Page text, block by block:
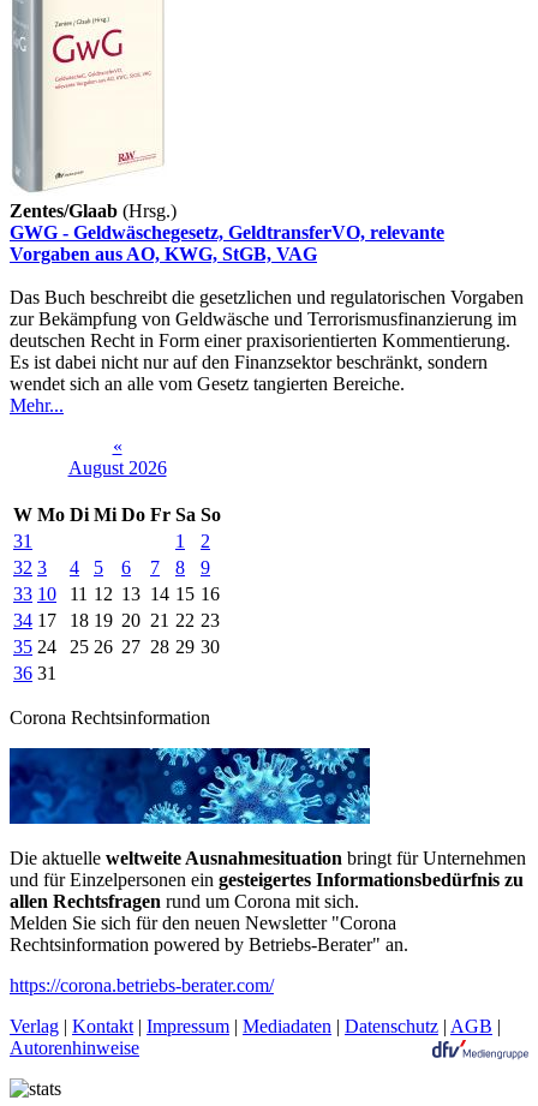
Zentes/Glaab (Hrsg.)
GWG - Geldwäschegesetz, GeldtransferVO, relevante
Vorgaben aus AO, KWG, StGB, VAG
Das Buch beschreibt die gesetzlichen und regulatorischen Vorgaben
zur Bekämpfung von Geldwäsche und Terrorismusfinanzierung im
deutschen Recht in Form einer praxisorientierten Kommentierung.
Es ist dabei nicht nur auf den Finanzsektor beschränkt, sondern
wendet sich an alle vom Gesetz tangierten Bereiche.
Mehr...
«
August 2026
W Mo Di Mi Do Fr Sa So
31
1
2
32 3 4 5 6 7 8
9
33 10 11 12 13 14 15 16
34 17 18 19 20 21 22 23
35 24 25 26 27 28 29 30
36 31
Corona Rechtsinformation
Die aktuelle weltweite Ausnahmesituation bringt für Unternehmen
und für Einzelpersonen ein gesteigertes Informationsbedürfnis zu
allen Rechtsfragen rund um Corona mit sich.
Melden Sie sich für den neuen Newsletter "Corona
Rechtsinformation powered by Betriebs-Berater" an.
https://corona.betriebs-berater.com/
Verlag | Kontakt | Impressum | Mediadaten | Datenschutz | AGB |
Autorenhinweise